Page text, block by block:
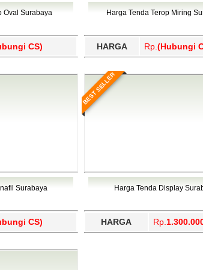
Yahukimo, Yalimo, Yogyakarta.
Oval Surabaya
CS)
Harga Tenda Terop Miring
HARGA Rp. (Hubungi
Surabaya
CS)
BEST SELLER
Harga Tenda Display
HARGA Rp.